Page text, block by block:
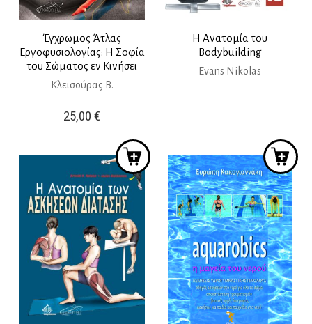
Έγχρωμος Άτλας
Εργοφυσιολογίας: Η Σοφία
του Σώματος εν Κινήσει
Κλεισούρας Β.
25,00€
Η Ανατομία του
Bodybuilding
Evans Nikolas